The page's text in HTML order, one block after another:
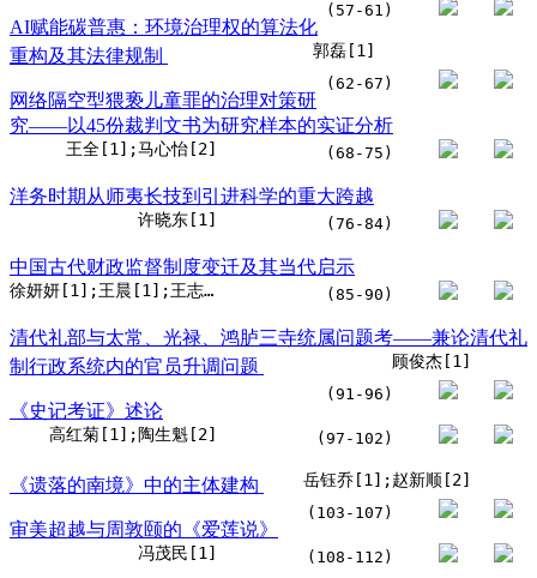
(57-61)
AI赋能碳普惠：环境治理权的算法化
重构及其法律规制
郭磊[1]
(62-67)
网络隔空型猥亵儿童罪的治理对策研
究——以45份裁判文书为研究样本的实证分析
王全[1];马心怡[2] (68-75)
洋务时期从师夷长技到引进科学的重大跨越
许晓东[1] (76-84)
中国古代财政监督制度变迁及其当代启示
徐妍妍[1];王晨[1];王志跃[2] (85-90)
清代礼部与太常、光禄、鸿胪三寺统属问题考——兼论清代礼
制行政系统内的官员升调问题
顾俊杰[1]
(91-96)
《史记考证》述论
高红菊[1];陶生魁[2] (97-102)
《遗落的南境》中的主体建构 岳钰乔[1];赵新顺[2]
(103-107)
审美超越与周敦颐的《爱莲说》
冯茂民[1] (108-112)